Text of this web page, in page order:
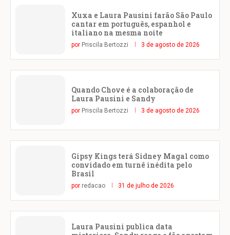
Xuxa e Laura Pausini farão São Paulo
cantar em português, espanhol e
italiano na mesma noite
por Priscila Bertozzi 3 de agosto de 2026
Quando Chove é a colaboração de
Laura Pausini e Sandy
por Priscila Bertozzi 3 de agosto de 2026
Gipsy Kings terá Sidney Magal como
convidado em turnê inédita pelo
Brasil
por redacao 31 de julho de 2026
Laura Pausini publica data